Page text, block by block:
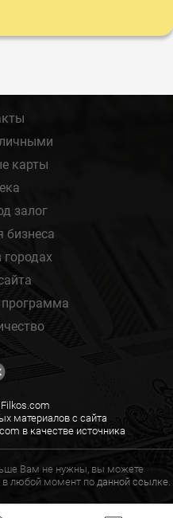
карты
залог
бизнеса
программа
материалов с сайта
в качестве источника
Вам не нужны, вы можете
в любой момент по данной ссылке.